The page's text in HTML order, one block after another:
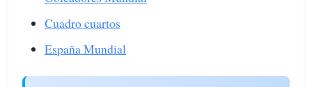
Cuadro cuartos
España Mundial